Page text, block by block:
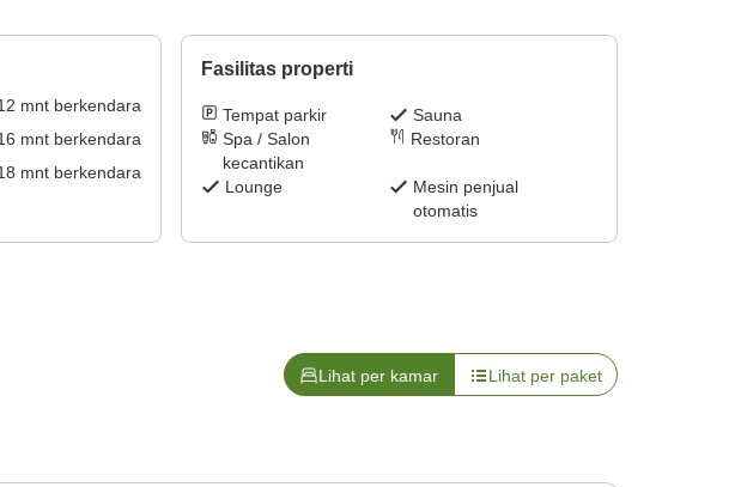
mnt berkendara
mnt berkendara
mnt berkendara
Fasilitas properti
Tempat parkir
Sauna
Spa / Salon
kecantikan
Restoran
Lounge
Mesin penjual
otomatis
Lihat per kamar Lihat per paket